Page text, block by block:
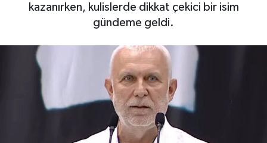
kazanırken, kulislerde dikkat çekici bir isim
gündeme geldi.
Magazin
Gayrimenkul
Spor